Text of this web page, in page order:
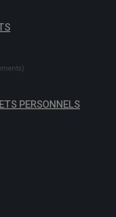
PERSONNELS